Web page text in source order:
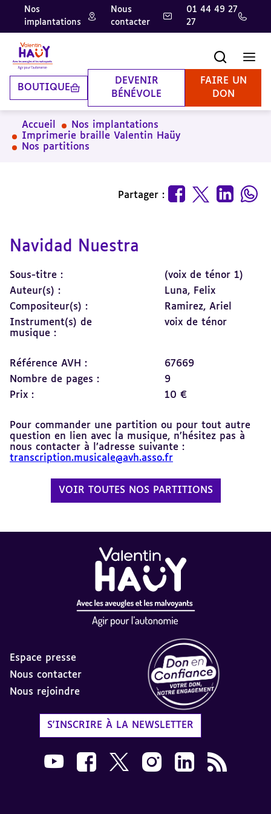
Aller
contenu
principal
Aller
pied
de
page
Aller
la
recherche
Nos
implantations
Nous
contacter
01 44 49 27
27
BOUTIQUE
DEVENIR
BÉNÉVOLE
FAIRE UN
DON
Accueil
Nos implantations
Imprimerie braille Valentin Haüy
Nos partitions
Partager :
Navidad Nuestra
Sous-titre :
(voix de ténor 1)
Auteur(s) :
Luna, Felix
Compositeur(s) :
Ramirez, Ariel
Instrument(s) de
musique :
voix de ténor
Référence AVH :
67669
Nombre de pages :
9
Prix :
10 €
Pour commander une partition ou pour tout autre
question en lien avec la musique, n’hésitez pas à
nous contacter à l’adresse suivante :
transcription.musicale@avh.asso.fr
VOIR TOUTES NOS PARTITIONS
Espace presse
Nous contacter
Nous rejoindre
S'INSCRIRE À LA NEWSLETTER
Nous suivre sur Youtube AVH dans une
Nous suivre sur Facebook AVH dans
Nous suivre sur X AVH dans une
Nous suivre sur Instagram
Nous suivre sur
Flux RSS